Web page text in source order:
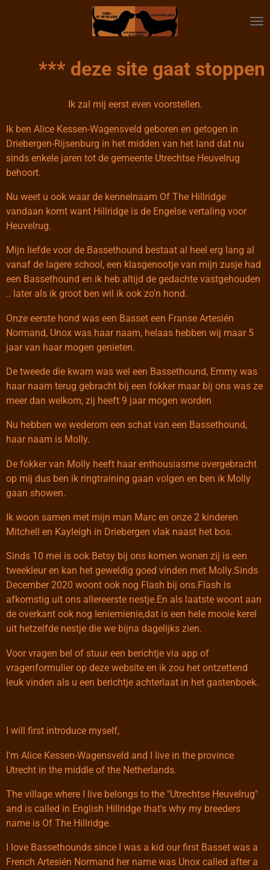
hoofdinhoud
*** deze site gaat stoppen,
Ik zal mij eerst even voorstellen.
Ik ben Alice Kessen-Wagensveld geboren en getogen in
Driebergen-Rijsenburg in het midden van het land dat nu
sinds enkele jaren tot de gemeente Utrechtse Heuvelrug
behoort.
Nu weet u ook waar de kennelnaam Of The Hillridge
vandaan komt want Hillridge is de Engelse vertaling voor
Heuvelrug.
Mijn liefde voor de Bassethound bestaat al heel erg lang al
vanaf de lagere school, een klasgenootje van mijn zusje had
een Bassethound en ik heb altijd de gedachte vastgehouden
.. later als ik groot ben wil ik ook zo'n hond.
Onze eerste hond was een Basset een Franse Artesién
Normand, Unox was haar naam, helaas hebben wij maar 5
jaar van haar mogen genieten.
De tweede die kwam was wel een Bassethound, Emmy was
haar naam terug gebracht bij een fokker maar bij ons was ze
meer dan welkom, zij heeft 9 jaar mogen worden
Nu hebben we wederom een schat van een Bassethound,
haar naam is Molly.
De fokker van Molly heeft haar enthousiasme overgebracht
op mij dus ben ik ringtraining gaan volgen en ben ik Molly
gaan showen.
Ik woon samen met mijn man Marc en onze 2 kinderen
Mitchell en Kayleigh in Driebergen vlak naast het bos.
Sinds 10 mei is ook Betsy bij ons komen wonen zij is een
tweekleur en kan het geweldig goed vinden met Molly.Sinds
December 2020 woont ook nog Flash bij ons.Flash is
afkomstig uit ons allereerste nestje.En als laatste woont aan
de overkant ook nog Ieniemienie,dat is een hele mooie kerel
uit hetzelfde nestje die we bijna dagelijks zien.
Voor vragen bel of stuur een berichtje via app of
vragenformulier op deze website en ik zou het ontzettend
leuk vinden als u een berichtje achterlaat in het gastenboek.
I will first introduce myself,
I'm Alice Kessen-Wagensveld and I live in the province
Utrecht in the middle of the Netherlands.
The village where I live belongs to the "Utrechtse Heuvelrug"
and is called in English Hillridge that's why my breeders
name is Of The Hillridge.
I love Bassethounds since I was a kid our first Basset was a
French Artesién Normand her name was Unox called after a